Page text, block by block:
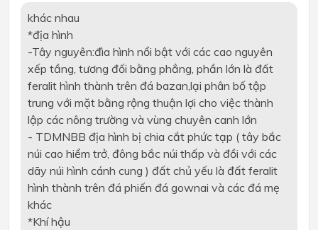
khác nhau
*địa hình
-Tây nguyên:đìa hình nổi bật với các cao nguyên
xếp tầng, tương đối bằng phẳng, phần lớn là đất
feralit hình thành trên đá bazan,lại phân bố tập
trung với mặt bằng rộng thuận lợi cho việc thành
lập các nông trường và vùng chuyên canh lớn
- TDMNBB địa hình bị chia cắt phức tạp ( tây bắc
núi cao hiểm trở, đông bắc núi thấp và đồi với các
dãy núi hình cánh cung ) đất chủ yếu là đất feralit
hình thành trên đá phiến đá gownai và các đá mẹ
khác
*Khí hậu